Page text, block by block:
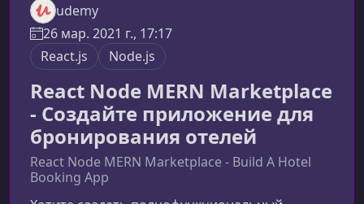
udemy
26 мар. 2021 г., 17:17
React.js
Node.js
React Node MERN Marketplace
- Создайте приложение для
бронирования отелей
React Node MERN Marketplace - Build A Hotel
Booking App